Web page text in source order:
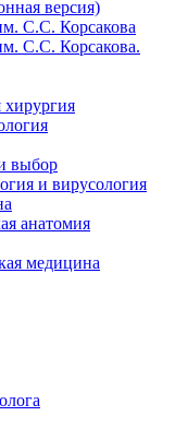
версия)
С.С. Корсакова
С.С. Корсакова.
хирургия
выбор
и вирусология
анатомия
медицина